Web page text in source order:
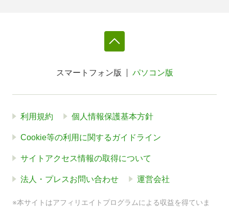
スマートフォン版 パソコン版
利用規約 個人情報保護基本方針
Cookie等の利用に関するガイドライン
サイトアクセス情報の取得について
法人・プレスお問い合わせ 運営会社
※本サイトはアフィリエイトプログラムによる収益を得ていま